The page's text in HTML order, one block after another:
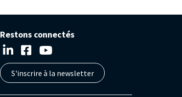
Restons connectés
S'inscrire à la newsletter